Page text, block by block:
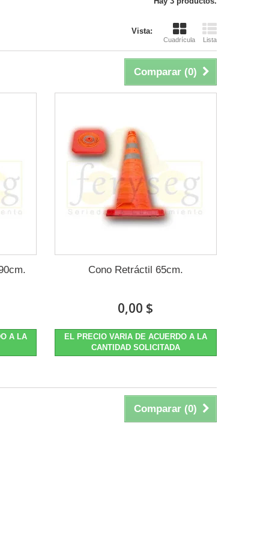
Vista:
Cuadrícula Lista
Comparar (0)
A LA
Cono Retráctil 65cm.
0,00 $
EL PRECIO VARIA DE ACUERDO A LA
CANTIDAD SOLICITADA
Comparar (0)